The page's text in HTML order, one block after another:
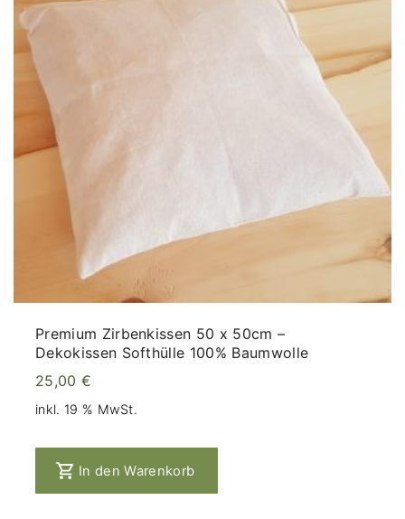
Premium Zirbenkissen 50 x 50cm –
Dekokissen Softhülle 100% Baumwolle
25,00 €
inkl. 19 % MwSt.
In den Warenkorb